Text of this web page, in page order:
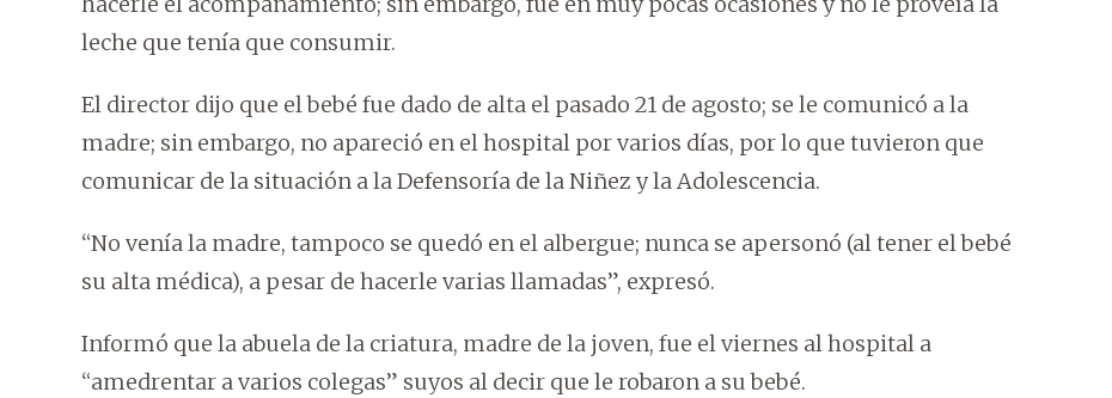
leche que tenía que consumir.
El director dijo que el bebé fue dado de alta el pasado 21 de agosto; se le comunicó a la
madre; sin embargo, no apareció en el hospital por varios días, por lo que tuvieron que
comunicar de la situación a la Defensoría de la Niñez y la Adolescencia.
“No venía la madre, tampoco se quedó en el albergue; nunca se apersonó (al tener el bebé
su alta médica), a pesar de hacerle varias llamadas”, expresó.
Informó que la abuela de la criatura, madre de la joven, fue el viernes al hospital a
“amedrentar a varios colegas” suyos al decir que le robaron a su bebé.